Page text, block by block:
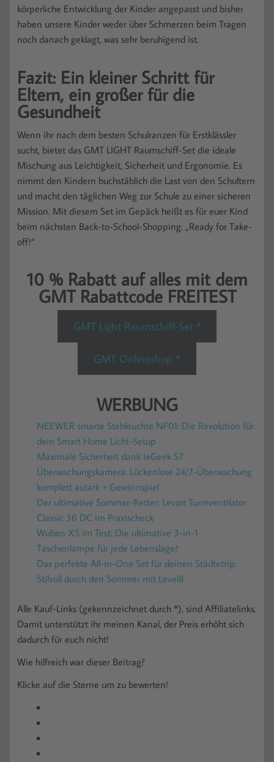
körperliche Entwicklung der Kinder angepasst und bisher
haben unsere Kinder weder über Schmerzen beim Tragen
noch danach geklagt, was sehr beruhigend ist.
Fazit: Ein kleiner Schritt für
Eltern, ein großer für die
Gesundheit
Wenn ihr nach dem besten Schulranzen für Erstklässler
sucht, bietet das GMT LIGHT Raumschiff-Set die ideale
Mischung aus Leichtigkeit, Sicherheit und Ergonomie. Es
nimmt den Kindern buchstäblich die Last von den Schultern
und macht den täglichen Weg zur Schule zu einer sicheren
Mission. Mit diesem Set im Gepäck heißt es für euer Kind
beim nächsten Back-to-School-Shopping: „Ready for Take-
off!“
10 % Rabatt auf alles mit dem
GMT Rabattcode FREITEST
GMT Light Raumschiff-Set *
GMT Onlineshop *
WERBUNG
NEEWER smarte Stehleuchte NF01: Die Revolution für
dein Smart Home Licht-Setup
Maximale Sicherheit dank ieGeek S7
Überwachungskamera: Lückenlose 24/7-Überwachung
komplett autark + Gewinnspiel
Der ultimative Sommer-Retter: Levoit Turmventilator
Classic 36 DC im Praxischeck
Wuben X5 im Test: Die ultimative 3-in-1
Taschenlampe für jede Lebenslage?
Das perfekte All-in-One Set für deinen Städtetrip:
Stilvoll durch den Sommer mit Level8
Alle Kauf-Links (gekennzeichnet durch *), sind Affiliatelinks.
Damit unterstützt ihr meinen Kanal, der Preis erhöht sich
dadurch für euch nicht!
Wie hilfreich war dieser Beitrag?
Klicke auf die Sterne um zu bewerten!